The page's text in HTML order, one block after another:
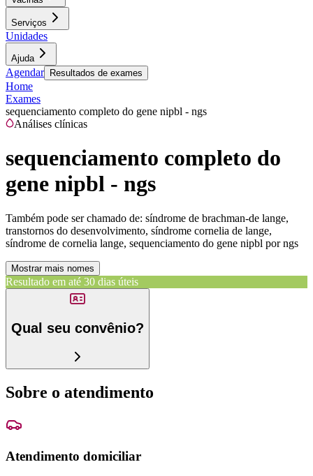
Serviços
Unidades
Ajuda
Agendar Resultados de exames
Home
Exames
sequenciamento completo do gene nipbl - ngs
Análises clínicas
sequenciamento completo do
gene nipbl - ngs
Também pode ser chamado de: síndrome de brachman-de lange,
transtornos do desenvolvimento, síndrome cornelia de lange,
síndrome de cornelia lange, sequenciamento do gene nipbl por ngs
Mostrar mais nomes
Resultado em até 30 dias úteis
Qual seu convênio?
Sobre o atendimento
Atendimento domiciliar